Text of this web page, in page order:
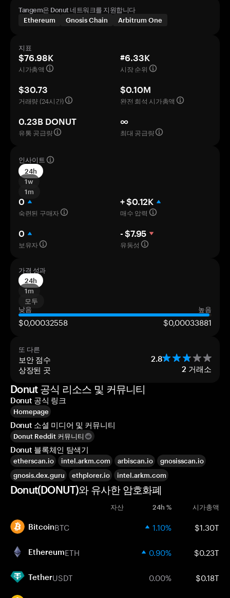
Tangem은 Donut 네트워크를 지원합니다
Ethereum
Gnosis Chain Arbitrum One
지표
$76.98K
시가총액
#6.33K
시장 순위
$30.73
거래량 (24시간)
$0.10M
완전 희석 시가총액
0.23B DONUT
유통 공급량
∞
최대 공급량
인사이트
24h
1w
1m
0
숙련된 구매자
+ $0.12K
매수 압력
0
보유자
- $7.95
유동성
가격 성과
24h
1m
모두
낮음
높음
$0,00032558 $0,00033881
또 다른
보안 점수 2.8
상장된 곳 2 거래소
Donut 공식 리소스 및 커뮤니티
Donut 공식 링크
Homepage
Donut 소셜 미디어 및 커뮤니티
Donut Reddit 커뮤니티
Donut 블록체인 탐색기
etherscan.io intel.arkm.com arbiscan.io
gnosisscan.io
gnosis.dex.guru
ethplorer.io intel.arkm.com
Donut(DONUT)와 유사한 암호화폐
자산 24h % 시가총액
BitcoinBTC 1.10% $1.30T
EthereumETH 0.90% $0.23T
TetherUSDT 0.00% $0.18T